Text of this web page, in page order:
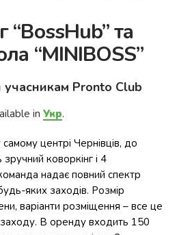
“BossHub” та
“MINIBOSS”
Pronto Club
in Укр.
центрі Чернівців, до
коворкінг і 4
надає повний спектр
яких заходів. Розмір
варіанти розміщення – все це
В оренду входить 150